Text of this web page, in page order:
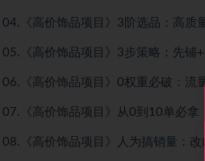
04.《高价饰品项目》3阶选品：高质
05.《高价饰品项目》3步策略：先铺
06.《高价饰品项目》0权重必破：流
07.《高价饰品项目》从0到10单必拿
08.《高价饰品项目》人为搞销量：